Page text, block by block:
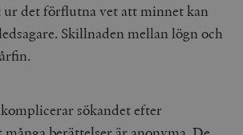
ur det förflutna vet att minnet kan
Skillnaden mellan lögn och
sökandet efter